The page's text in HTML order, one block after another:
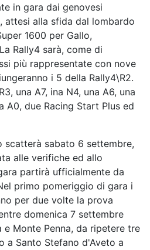
in gara dai genovesi
attesi alla sfida dal lombardo
1600 per Gallo,
Rally4 sarà, come di
più rappresentate con nove
i 5 della Rally4\R2.
una A7, ina N4, una A6, una
A0, due Racing Start Plus ed
scatterà sabato 6 settembre,
alle verifiche ed allo
partirà ufficialmente da
primo pomeriggio di gara i
per due volte la prova
domenica 7 settembre
Monte Penna, da ripetere tre
a Santo Stefano d'Aveto a